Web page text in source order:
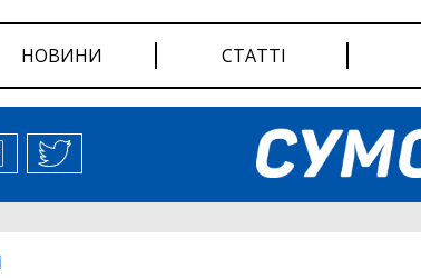
НОВИНИ СТАТТІ